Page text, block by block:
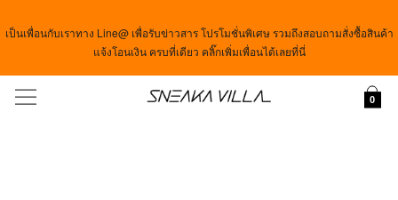
เป็นเพื่อนกับเราทาง Line@ เพื่อรับข่าวสาร โปรโมชั่นพิเศษ รวมถึงสอบถามสั่งซื้อสินค้า
แจ้งโอนเงิน ครบที่เดียว คลิ๊กเพิ่มเพื่อนได้เลยที่นี่
0
Menu